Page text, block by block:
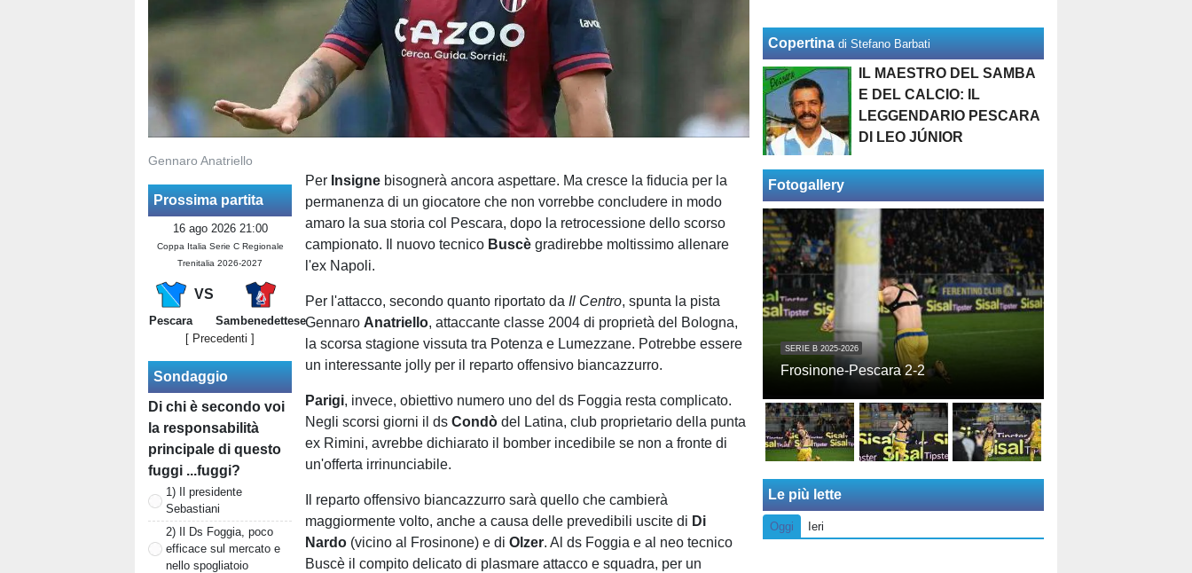
Gennaro Anatriello
Prossima partita
16 ago 2026 21:00
Coppa Italia Serie C Regionale
Trenitalia 2026-2027
VS
Pescara
Sambenedettese
[ Precedenti ]
Sondaggio
Di chi è secondo voi
la responsabilità
principale di questo
fuggi ...fuggi?
1) Il presidente
Sebastiani
2) Il Ds Foggia, poco
efficace sul mercato e
nello spogliatoio
Per Insigne bisognerà ancora aspettare. Ma cresce la fiducia per la
permanenza di un giocatore che non vorrebbe concludere in modo
amaro la sua storia col Pescara, dopo la retrocessione dello scorso
campionato. Il nuovo tecnico Buscègradirebbe moltissimo allenare
l'ex Napoli.
Per l'attacco, secondo quanto riportato da Il Centro, spunta la pista
Gennaro Anatriello, attaccante classe 2004 di proprietà del Bologna,
la scorsa stagione vissuta tra Potenza e Lumezzane. Potrebbe essere
un interessante jolly per il reparto offensivo biancazzurro.
Parigi, invece, obiettivo numero uno del ds Foggia resta complicato.
Negli scorsi giorni il dsCondò del Latina, club proprietario della punta
ex Rimini, avrebbe dichiarato il bomber incedibile se non a fronte di
un'offerta irrinunciabile.
Il reparto offensivo biancazzurro sarà quello che cambierà
maggiormente volto, anche a causa delle prevedibili uscite di Di
Nardo (vicino al Frosinone) e diOlzer. Al ds Foggia e al neo tecnico
Buscè il compito delicato di plasmare attacco e squadra, per un
Copertina di Stefano Barbati
IL MAESTRO DEL SAMBA
E DEL CALCIO: IL
LEGGENDARIO PESCARA
DI LEO JÚNIOR
Fotogallery
SERIE B 2025-2026
Frosinone-Pescara 2-2
Le più lette
Oggi Ieri